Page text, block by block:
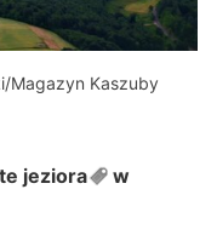
Magazyn Kaszuby
jeziora
w